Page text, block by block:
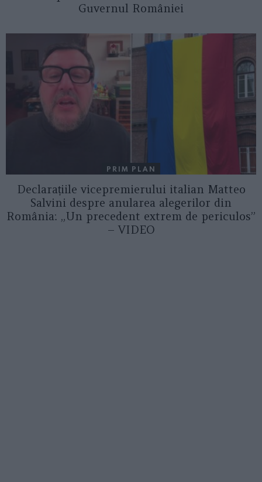
Guvernul României
PRIM PLAN
Declarațiile vicepremierului italian Matteo
Salvini despre anularea alegerilor din
România: „Un precedent extrem de periculos”
– VIDEO